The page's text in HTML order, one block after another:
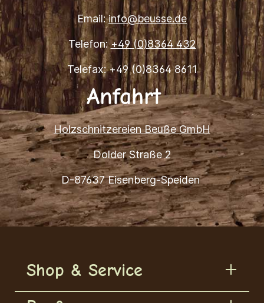
Email:info@beusse.de
Telefon:+49 (0)8364 432
Telefax: +49 (0)8364 8611
Anfahrt
Holzschnitzereien Beuße GmbH
Dolder Straße 2
D-87637 Eisenberg-Speiden
Shop & Service